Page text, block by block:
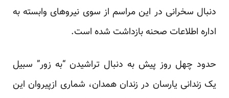
دنبال سخرانی در این مراسم از سوی نیروهای وابسته به
اداره اطلاعات صحنه بازداشت شده است.
حدود چهل روز پیش به دنبال تراشیدن “به زور” سبیل
یک زندانی یارسان در زندان همدان، شماری ازپیروان این